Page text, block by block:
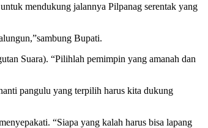
mendukung jalannya Pilpanag serentak yang
Bupati.
Suara). “Pilihlah pemimpin yang amanah dan
pangulu yang terpilih harus kita dukung
“Siapa yang kalah harus bisa lapang